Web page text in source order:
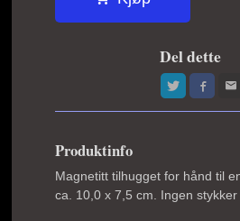
Del dette
Produktinfo
Magnetitt tilhugget for hånd til
ca. 10,0 x 7,5 cm. Ingen stykker